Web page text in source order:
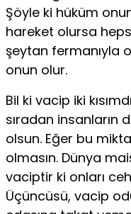
Şöyle ki hü­küm
hareket olursa
şeytan fermanıyla
onun olur.
Bil ki vacip iki
sıradan insanların
olsun. Eğer bu
olmasın. Dünya
vaciptir ki onları
Üçüncüsü, vacip